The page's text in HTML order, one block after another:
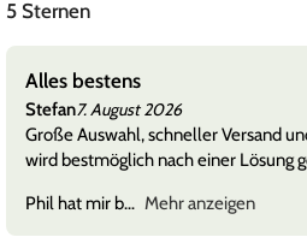
5 Sternen
Alles bestens
Stefan7. August 2026
Große Auswahl, schneller Versand
wird bestmöglich nach einer Lösung
Phil hat mir b
Mehr anzeigen